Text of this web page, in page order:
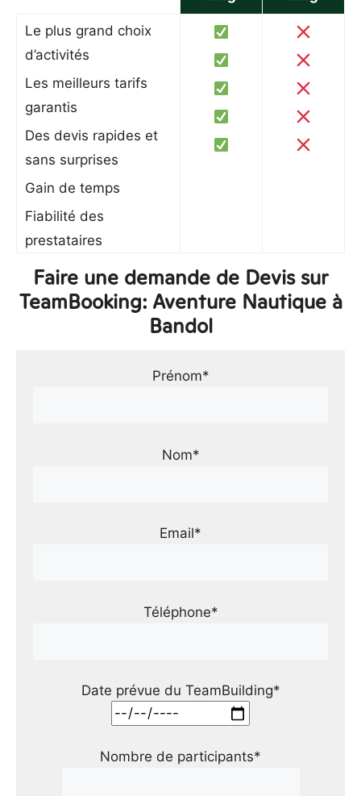
Le plus grand choix
d’activités
Les meilleurs tarifs
garantis
Des devis rapides et
sans surprises
Gain de temps
Fiabilité des
prestataires
Faire une demande de Devis sur
TeamBooking: Aventure Nautique à
Bandol
Prénom*
Nom*
Email*
Téléphone*
Date prévue du TeamBuilding*
Nombre de participants*